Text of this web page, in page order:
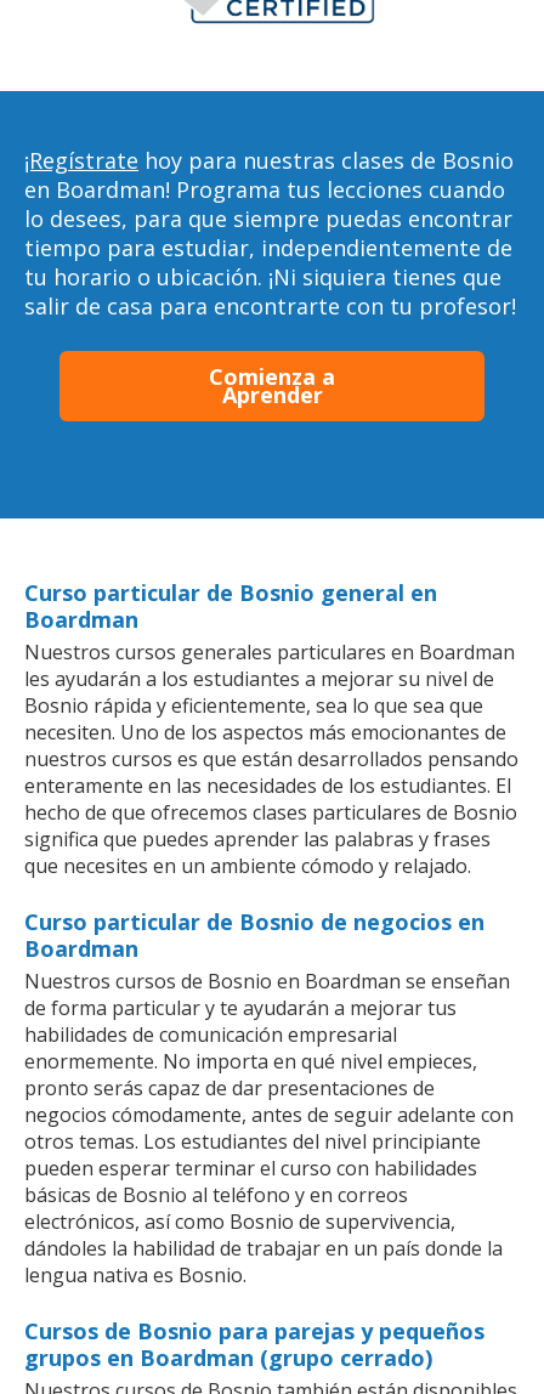
¡Regístrate hoy para nuestras clases de Bosnio
en Boardman! Programa tus lecciones cuando
lo desees, para que siempre puedas encontrar
tiempo para estudiar, independientemente de
tu horario o ubicación. ¡Ni siquiera tienes que
salir de casa para encontrarte con tu profesor!
Comienza a
Aprender
Curso particular de Bosnio general en
Boardman
Nuestros cursos generales particulares en Boardman
les ayudarán a los estudiantes a mejorar su nivel de
Bosnio rápida y eficientemente, sea lo que sea que
necesiten. Uno de los aspectos más emocionantes de
nuestros cursos es que están desarrollados pensando
enteramente en las necesidades de los estudiantes. El
hecho de que ofrecemos clases particulares de Bosnio
significa que puedes aprender las palabras y frases
que necesites en un ambiente cómodo y relajado.
Curso particular de Bosnio de negocios en
Boardman
Nuestros cursos de Bosnio en Boardman se enseñan
de forma particular y te ayudarán a mejorar tus
habilidades de comunicación empresarial
enormemente. No importa en qué nivel empieces,
pronto serás capaz de dar presentaciones de
negocios cómodamente, antes de seguir adelante con
otros temas. Los estudiantes del nivel principiante
pueden esperar terminar el curso con habilidades
básicas de Bosnio al teléfono y en correos
electrónicos, así como Bosnio de supervivencia,
dándoles la habilidad de trabajar en un país donde la
lengua nativa es Bosnio.
Cursos de Bosnio para parejas y pequeños
grupos en Boardman (grupo cerrado)